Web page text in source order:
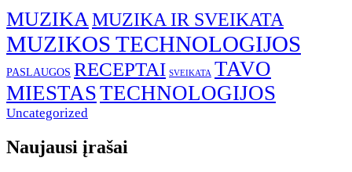
MUZIKA MUZIKA IR SVEIKATA
MUZIKOS TECHNOLOGIJOS
PASLAUGOS RECEPTAI SVEIKATA TAVO
MIESTASTECHNOLOGIJOS
Uncategorized
Naujausi įrašai